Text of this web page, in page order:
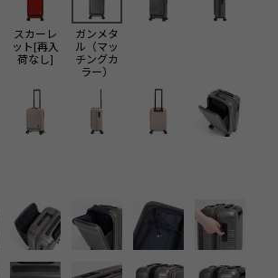
スカーレ
ット[再入
荷なし]
ガンメタ
ル（マッ
チングカ
ラー）